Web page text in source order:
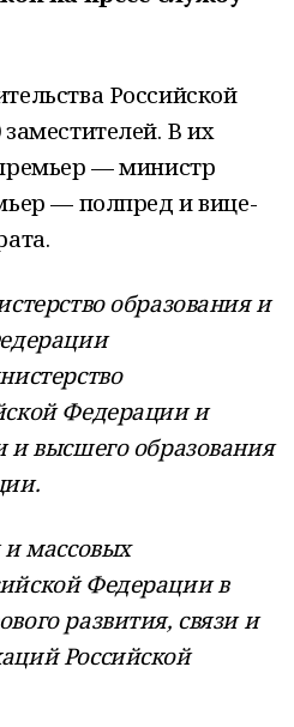
Российской
В их
— министр
— полпред и вице-
образования и
Федерации и
и высшего образования
и массовых
Федерации в
развития, связи и
Российской